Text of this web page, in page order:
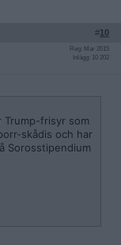
#10
Reg: Mar 2015
Inlägg: 10 202
Trump-frisyr som
skådis och har
Sorosstipendium